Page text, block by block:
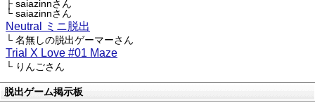
├ saiazinnさん
└ saiazinnさん
Neutral ミニ脱出
└ 名無しの脱出ゲーマーさん
Trial X Love #01 Maze
└ りんごさん
脱出ゲーム掲示板